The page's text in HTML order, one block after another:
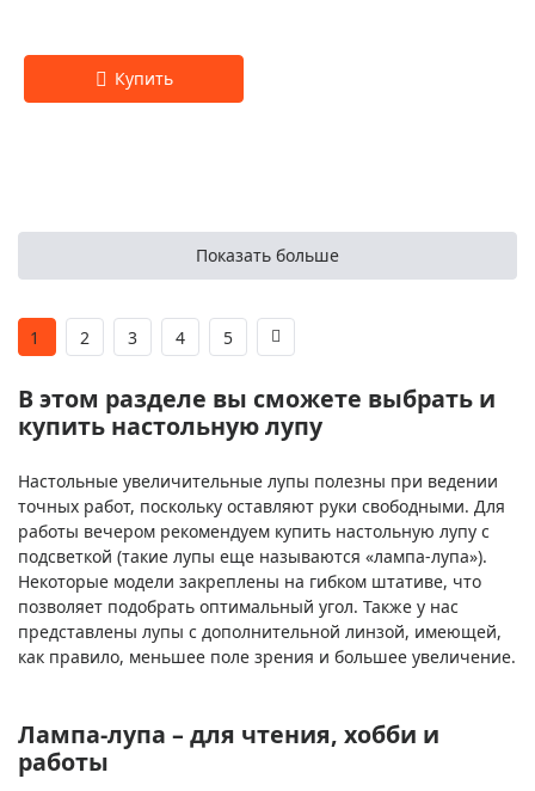
Показать больше
1 2 3 4 5
В этом разделе вы сможете выбрать и
купить настольную лупу
Настольные увеличительные лупы полезны при ведении
точных работ, поскольку оставляют руки свободными. Для
работы вечером рекомендуем купить настольную лупу с
подсветкой (такие лупы еще называются «лампа-лупа»).
Некоторые модели закреплены на гибком штативе, что
позволяет подобрать оптимальный угол. Также у нас
представлены лупы с дополнительной линзой, имеющей,
как правило, меньшее поле зрения и большее увеличение.
Лампа-лупа – для чтения, хобби и
работы